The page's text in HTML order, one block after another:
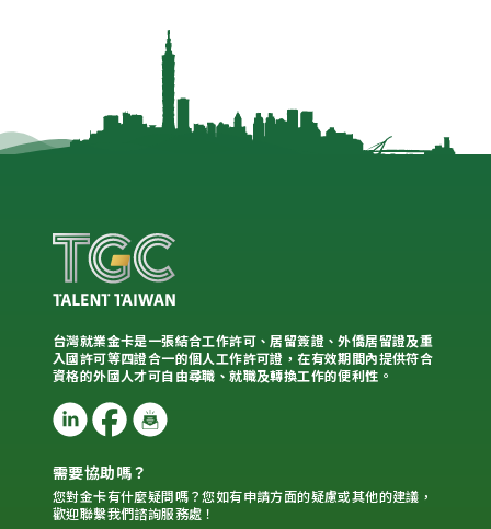
台灣就業金卡是一張結合工作許可、居留簽證、外僑居留證及重
入國許可等四證合一的個人工作許可證，在有效期間內提供符合
資格的外國人才可自由尋職、就職及轉換工作的便利性。
需要協助嗎？
您對金卡有什麼疑問嗎？您如有申請方面的疑慮或其他的建議，
歡迎聯繫我們諮詢服務處！